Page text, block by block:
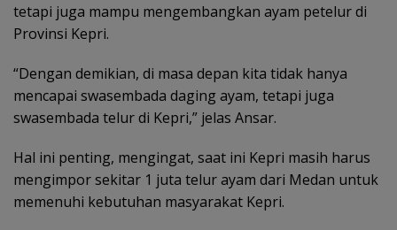
tetapi juga mampu mengembangkan ayam petelur di
Provinsi Kepri.
“Dengan demikian, di masa depan kita tidak hanya
mencapai swasembada daging ayam, tetapi juga
swasembada telur di Kepri,” jelas Ansar.
Hal ini penting, mengingat, saat ini Kepri masih harus
mengimpor sekitar 1 juta telur ayam dari Medan untuk
memenuhi kebutuhan masyarakat Kepri.